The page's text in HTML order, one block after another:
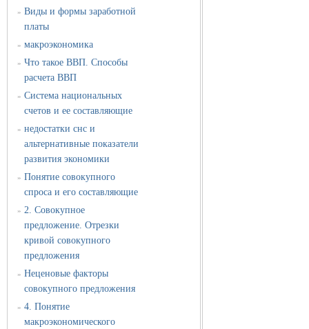
» Виды и формы заработной
платы
» макроэкономика
» Что такое ВВП. Способы
расчета ВВП
» Система национальных
счетов и ее составляющие
» недостатки снс и
альтернативные показатели
развития экономики
» Понятие совокупного
спроса и его составляющие
» 2. Совокупное
предложение. Отрезки
кривой совокупного
предложения
» Неценовые факторы
совокупного предложения
» 4. Понятие
макроэкономического